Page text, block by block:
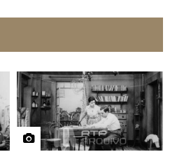
Áudio Fotografia